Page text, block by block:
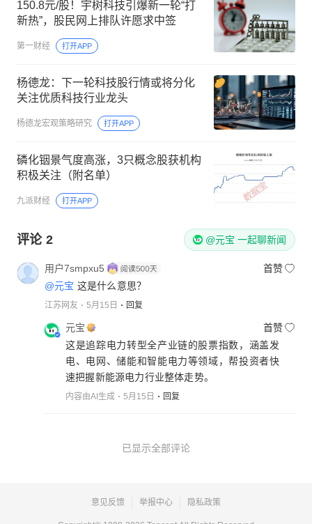
150.8元/股！宇树科技引爆新一轮“打
新热”，股民网上排队许愿求中签
第一财经 打开APP
杨德龙：下一轮科技股行情或将分化
关注优质科技行业龙头
杨德龙宏观策略研究 打开APP
磷化铟景气度高涨，3只概念股获机构
积极关注（附名单）
九派财经 打开APP
评论 2 @元宝 一起聊新闻
用户7smpxu5
首赞
@元宝 这是什么意思？
江苏网友 5月15日 回复
元宝
首赞
这是追踪电力转型全产业链的股票指数，涵盖发
电、电网、储能和智能电力等领域，帮投资者快
速把握新能源电力行业整体走势。
内容由AI生成 5月15日 回复
已显示全部评论
意见反馈 举报中心 隐私政策